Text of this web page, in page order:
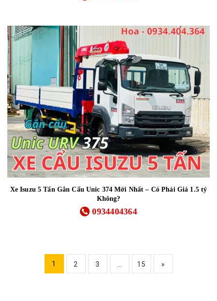
Xe Isuzu 5 Tấn Gắn Cẩu Unic 374 Mới Nhất – Có Phải Giá 1.5 tỷ
Không?
0934404364
1 2 3 ... 15 »